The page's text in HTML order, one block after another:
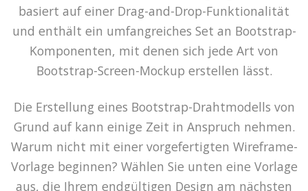
basiert auf einer Drag-and-Drop-Funktionalität
und enthält ein umfangreiches Set an Bootstrap-
Komponenten, mit denen sich jede Art von
Bootstrap-Screen-Mockup erstellen lässt.
Die Erstellung eines Bootstrap-Drahtmodells von
Grund auf kann einige Zeit in Anspruch nehmen.
Warum nicht mit einer vorgefertigten Wireframe-
Vorlage beginnen? Wählen Sie unten eine Vorlage
aus, die Ihrem endgültigen Design am nächsten